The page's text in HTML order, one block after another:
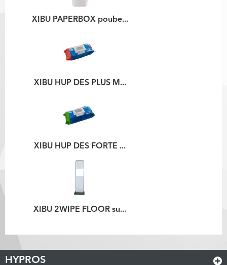
XIBU PAPERBOX poube...
XIBU HUP DES PLUS M...
XIBU HUP DES FORTE ...
XIBU 2WIPE FLOOR su...
HYPROS